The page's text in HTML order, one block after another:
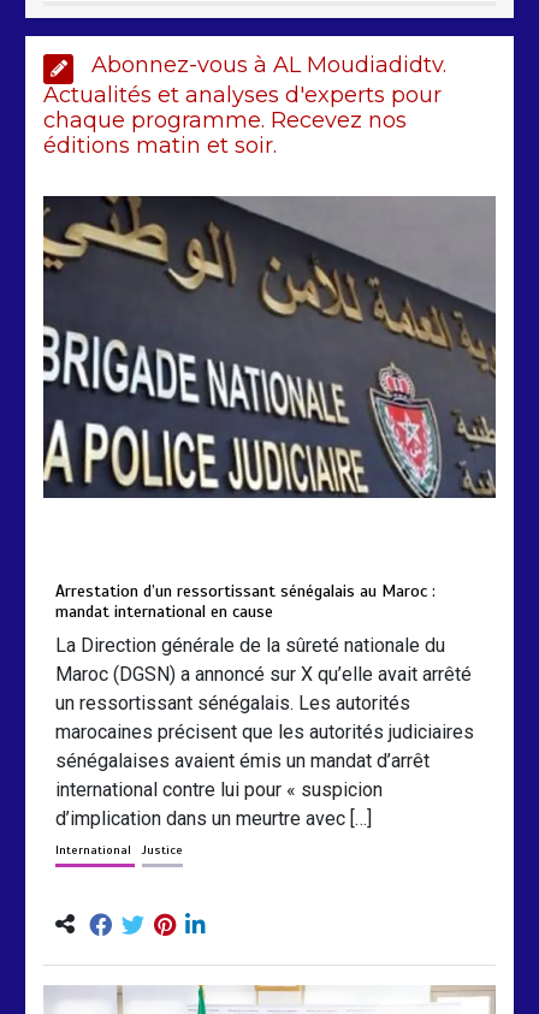
saisie de 28 kg de haschich estimés à
190 millions FCFA
2 min 229
Arrestation d’un ressortissant
sénégalais au Maroc : mandat
international en cause
208
Abonnez-vous à AL Moudiadidtv.
Actualités et analyses d'experts pour
chaque programme. Recevez nos
éditions matin et soir.
Arrestation d’un ressortissant sénégalais au Maroc :
mandat international en cause
La Direction générale de la sûreté nationale du
Maroc (DGSN) a annoncé sur X qu’elle avait arrêté
un ressortissant sénégalais. Les autorités
marocaines précisent que les autorités judiciaires
sénégalaises avaient émis un mandat d’arrêt
international contre lui pour « suspicion
d’implication dans un meurtre avec […]
International Justice